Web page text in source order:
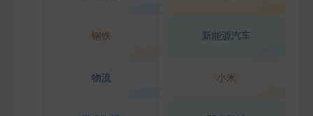
钢铁 新能源汽车
物流 小米